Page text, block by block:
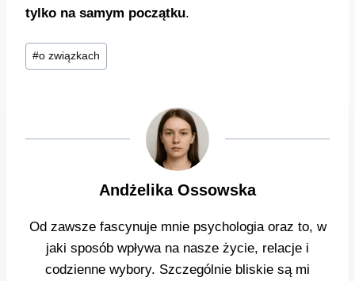
tylko na samym początku.
Tagi
wpisu:
#o związkach
Andżelika Ossowska
Od zawsze fascynuje mnie psychologia oraz to, w
jaki sposób wpływa na nasze życie, relacje i
codzienne wybory. Szczególnie bliskie są mi